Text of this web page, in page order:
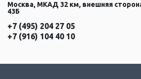
Москва, МКАД 32 км, внешняя
43Б
+7 (495) 204 27 05
+7 (916) 104 40 10